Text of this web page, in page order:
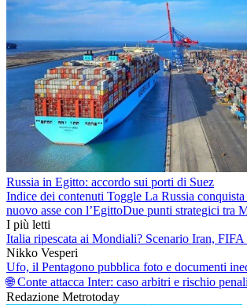
Russia in Egitto: accordo sui porti di Suez
Indice dei contenuti Toggle La Russia
nuovo asse con l’EgittoDue punti strategici tra
I più letti
Italia ripescata ai Mondiali? Scenario Iran, FIFA
Nikko Vesperi
Ufo, il Pentagono pubblica foto e documenti
🌐 Conte attacca Inter: caso arbitri e rischio
Redazione Metrotoday